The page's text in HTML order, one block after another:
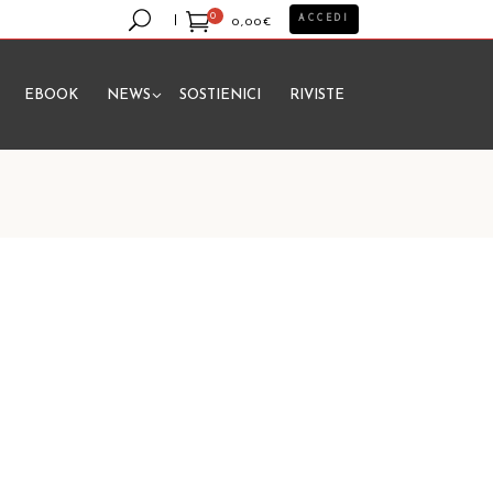
0
0,00€
prodotto nel carrello.
ACCEDI
EBOOK NEWS SOSTIENICI RIVISTE